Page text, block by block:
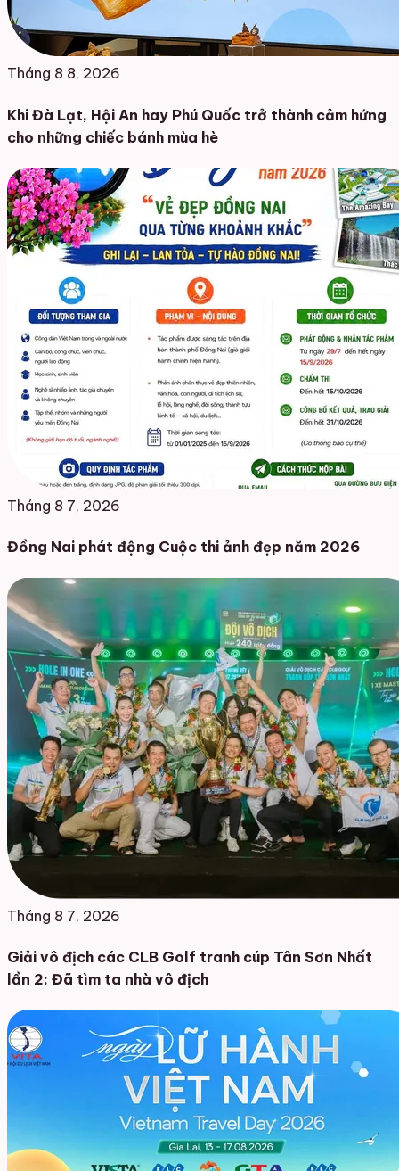
Tháng 8 8, 2026
Khi Đà Lạt, Hội An hay Phú Quốc trở thành cảm hứng
cho những chiếc bánh mùa hè
Tháng 8 7, 2026
Đồng Nai phát động Cuộc thi ảnh đẹp năm 2026
Tháng 8 7, 2026
Giải vô địch các CLB Golf tranh cúp Tân Sơn Nhất
lần 2: Đã tìm ta nhà vô địch